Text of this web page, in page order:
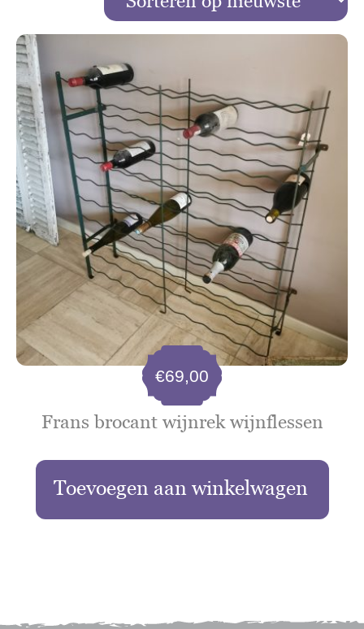
Frans brocant wijnrek wijnflessen
€69,00
Toevoegen aan winkelwagen